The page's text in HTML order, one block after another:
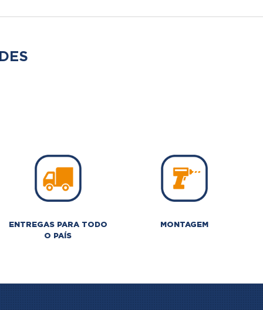
ENTREGAS PARA TODO
O PAÍS
MONTAGEM